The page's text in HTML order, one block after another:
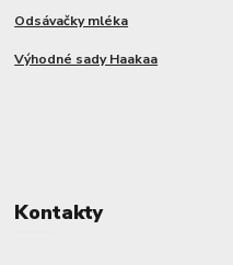
Odsávačky mléka
Výhodné sady Haakaa
Kontakty